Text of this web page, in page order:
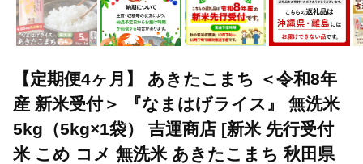
【定期便4ヶ月】 あきたこまち ＜令和8年
産 新米受付＞ 『なまはげライス』 無洗米
5kg（5kg×1袋） 吉運商店 [新米 先行受付
米 こめ コメ 無洗米 あきたこまち 秋田県